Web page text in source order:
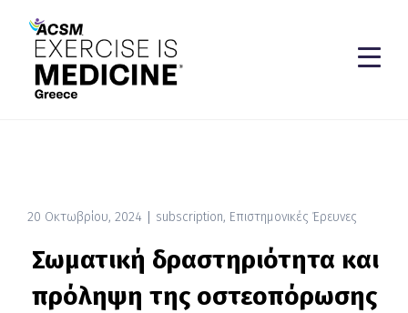
20 Οκτωβρίου, 2024 subscription, Επιστημονικές Έρευνες
Σωματική δραστηριότητα και
πρόληψη της οστεοπόρωσης